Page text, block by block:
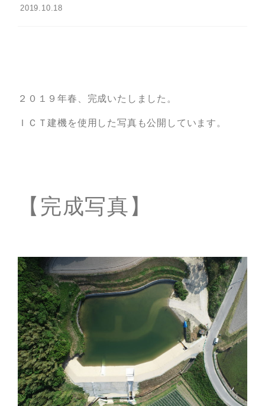
2019.10.18
２０１９年春、完成いたしました。
ＩＣＴ建機を使用した写真も公開しています。
【完成写真】